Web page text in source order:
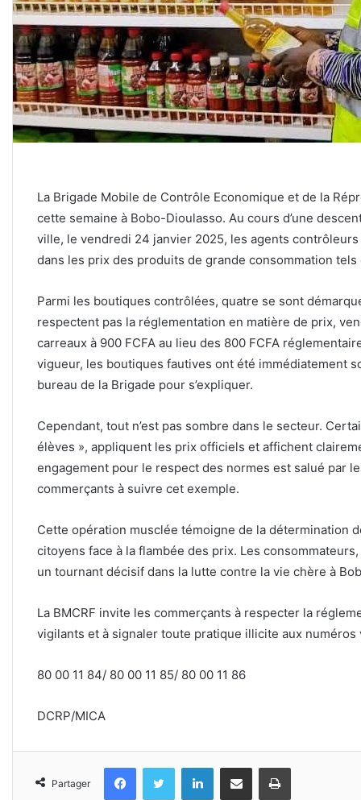
La Brigade Mobile de Contrôle Economique et de la
cette semaine à Bobo-Dioulasso. Au cours d’une
ville, le vendredi 24 janvier 2025, les agents
dans les prix des produits de grande consommation
Parmi les boutiques contrôlées, quatre se sont
respectent pas la réglementation en matière de prix,
carreaux à 900 FCFA au lieu des 800 FCFA
vigueur, les boutiques fautives ont été immédiatement
bureau de la Brigade pour s’expliquer.
Cependant, tout n’est pas sombre dans le secteur.
élèves », appliquent les prix officiels et affichent
engagement pour le respect des normes est salué par
commerçants à suivre cet exemple.
Cette opération musclée témoigne de la détermination
citoyens face à la flambée des prix. Les
un tournant décisif dans la lutte contre la vie chère à
La BMCRF invite les commerçants à respecter la
vigilants et à signaler toute pratique illicite aux
80 00 11 84/ 80 00 11 85/ 80 00 11 86
DCRP/MICA
Partager
FacebookTwitter LinkedinPartager par email Imprimer